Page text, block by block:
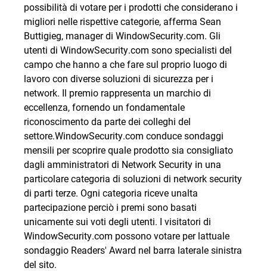
possibilità di votare per i prodotti che considerano i
migliori nelle rispettive categorie, afferma Sean
Buttigieg, manager di WindowSecurity.com. Gli
utenti di WindowSecurity.com sono specialisti del
campo che hanno a che fare sul proprio luogo di
lavoro con diverse soluzioni di sicurezza per i
network. Il premio rappresenta un marchio di
eccellenza, fornendo un fondamentale
riconoscimento da parte dei colleghi del
settore.WindowSecurity.com conduce sondaggi
mensili per scoprire quale prodotto sia consigliato
dagli amministratori di Network Security in una
particolare categoria di soluzioni di network security
di parti terze. Ogni categoria riceve unalta
partecipazione perciò i premi sono basati
unicamente sui voti degli utenti. I visitatori di
WindowSecurity.com possono votare per lattuale
sondaggio Readers' Award nel barra laterale sinistra
del sito.